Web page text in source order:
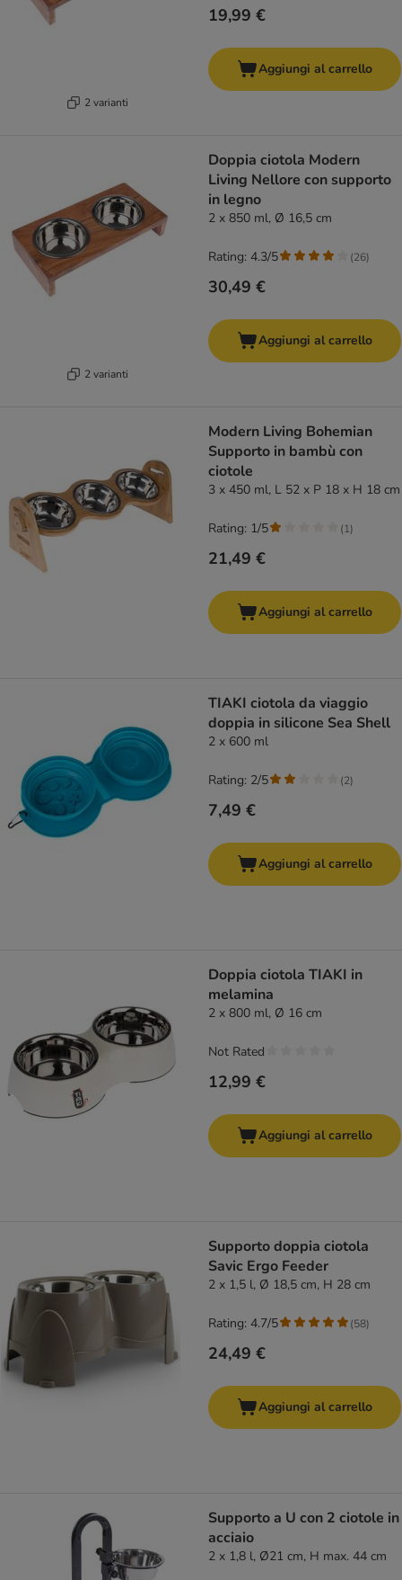
2 varianti
19,99 €
Aggiungi al carrello
2 varianti
Doppia ciotola Modern
Living Nellore con supporto
in legno
2 x 850 ml, Ø 16,5 cm
30,49 €
Rating: 4.3/5 (26)
Aggiungi al carrello
Modern Living Bohemian
Supporto in bambù con
ciotole
3 x 450 ml, L 52 x P 18 x H 18 cm
21,49 €
Rating: 1/5 (1)
Aggiungi al carrello
TIAKI ciotola da viaggio
doppia in silicone Sea Shell
2 x 600 ml
7,49 €
Rating: 2/5 (2)
Aggiungi al carrello
Doppia ciotola TIAKI in
melamina
2 x 800 ml, Ø 16 cm
12,99 €
Not Rated
Aggiungi al carrello
Supporto doppia ciotola
Savic Ergo Feeder
2 x 1,5 l, Ø 18,5 cm, H 28 cm
24,49 €
Rating: 4.7/5 (58)
Aggiungi al carrello
Supporto a U con 2 ciotole in
acciaio
2 x 1,8 l, Ø21 cm, H max. 44 cm